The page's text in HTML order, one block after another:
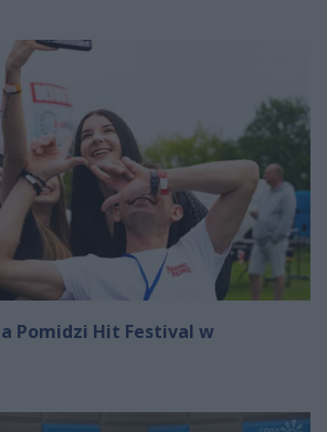
Pomidzi Hit Festival w